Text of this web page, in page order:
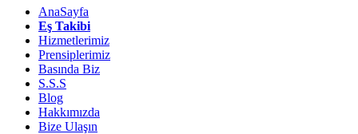
AnaSayfa
Eş Takibi
Hizmetlerimiz
Prensiplerimiz
Basında Biz
S.S.S
Blog
Hakkımızda
Bize Ulaşın